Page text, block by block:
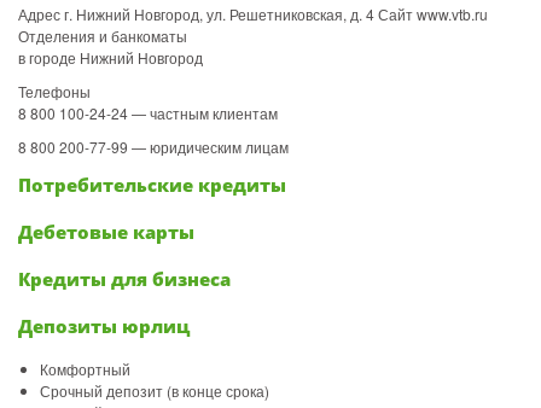
Адрес г. Нижний Новгород, ул. Решетниковская, д. 4 Сайт www.vtb.ru
Отделения и банкоматы
в городе Нижний Новгород
Телефоны
8 800 100-24-24 — частным клиентам
8 800 200-77-99 — юридическим лицам
Потребительские кредиты
Дебетовые карты
Кредиты для бизнеса
Депозиты юрлиц
Комфортный
Срочный депозит (в конце срока)